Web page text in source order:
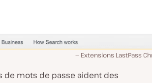
Extensions LastPass
de mots de passe aident des